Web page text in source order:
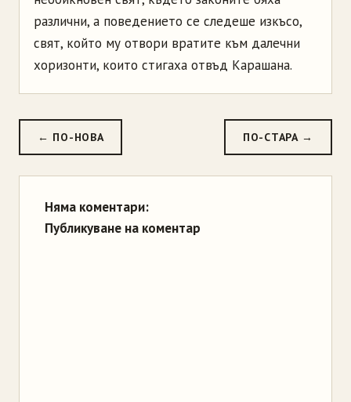
различни, а поведението се следеше изкъсо,
свят, който му отвори вратите към далечни
хоризонти, които стигаха отвъд Карашана.
← ПО-НОВА ПО-СТАРА →
Няма коментари:
Публикуване на коментар